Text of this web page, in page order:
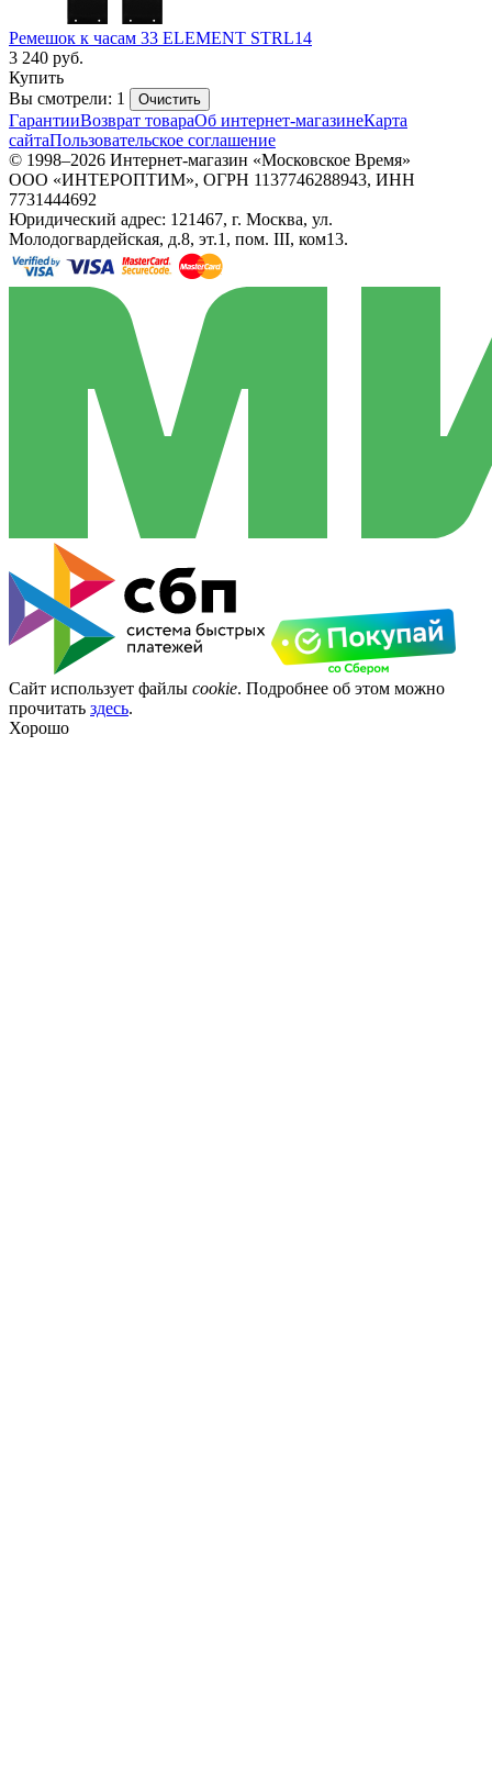
Ремешок к часам 33 ELEMENT STRL14
3 240 руб.
Купить
Вы смотрели: 1
Очистить
ГарантииВозврат товараОб интернет-магазинеКарта
сайтаПользовательское соглашение
© 1998–2026 Интернет-магазин «Московское Время»
ООО «ИНТЕРОПТИМ», ОГРН 1137746288943, ИНН
7731444692
Юридический адрес: 121467, г. Москва, ул.
Молодогвардейская, д.8, эт.1, пом. III, ком13.
Сайт использует файлы cookie. Подробнее об этом можно
прочитать здесь.
Хорошо